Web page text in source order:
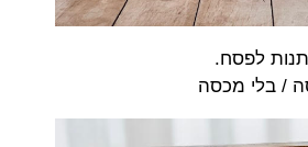
לפסח.
/ בלי מכסה